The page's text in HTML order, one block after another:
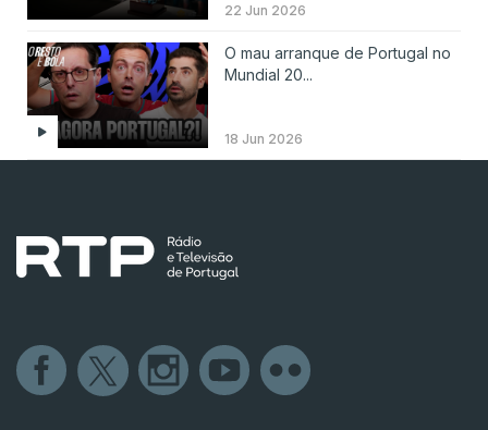
22 Jun 2026
O mau arranque de Portugal no
Mundial 20...
18 Jun 2026